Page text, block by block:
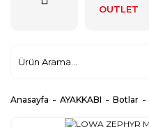
OUTLET
Anasayfa AYAKKABI Botlar